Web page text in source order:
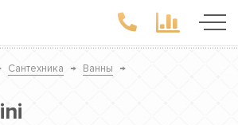
Сантехника → Ванны →